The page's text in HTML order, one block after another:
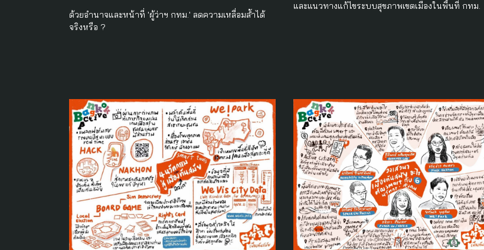
ด้วยอำนาจและหน้าที่ 'ผู้ว่าฯ กทม.' ลดความเหลื่อมล้ำได้
จริงหรือ ?
และแนวทางแก้ไขระบบสุขภาพเขตเมืองในพื้นที่ กทม.